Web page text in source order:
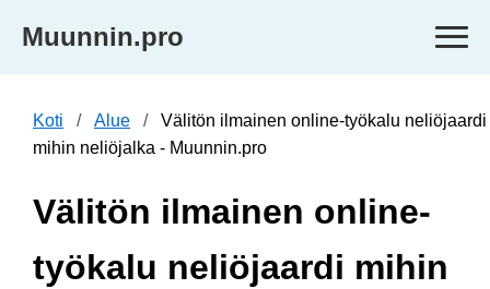
Muunnin.pro
Koti Alue
Välitön ilmainen online-työkalu neliöjaardi
mihin neliöjalka - Muunnin.pro
Välitön ilmainen online-
työkalu neliöjaardi mihin